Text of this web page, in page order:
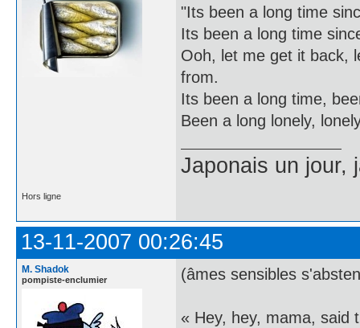
"Its been a long time
Its been a long time
Ooh, let me get it back,
from.
Its been a long time,
Been a long lonely,
Japonais un jour,
Hors ligne
13-11-2007 00:26:45
M. Shadok
pompiste-enclumier (âmes sensibles
« Hey, hey, mama, said